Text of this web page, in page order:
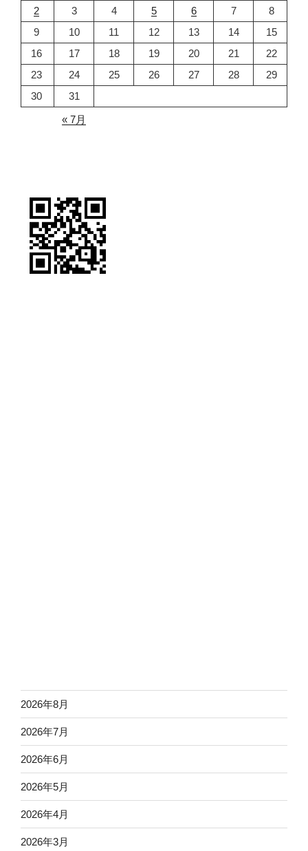
2
3 4 5 6 7
8
9
10 11 12 13 14
15
16
17 18 19 20 21
22
23
24 25 26 27 28
29
30
31
« 7月
2026年8月
2026年7月
2026年6月
2026年5月
2026年4月
2026年3月